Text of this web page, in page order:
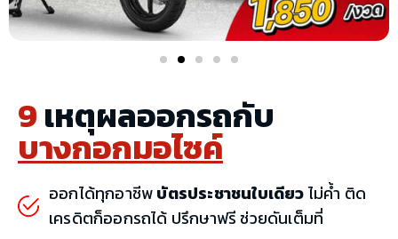
9เหตุผลออกรถกับ
บางกอกมอไซค์
ออกได้ทุกอาชีพบัตรประชาชนใบเดียวไม่ค้ำ ติด
เครดิตก็ออกรถได้ ปรึกษาฟรี ช่วยดันเต็มที่